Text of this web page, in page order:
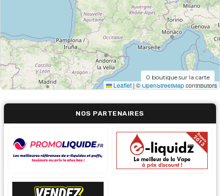
Leaflet | ©OpenStreetMapcontributors
0 boutique sur la carte
NOS PARTENAIRES